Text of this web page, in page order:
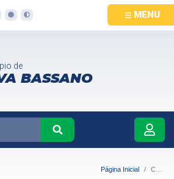
MENU
de
BASSANO
Página Inicial Covid - Vacinação